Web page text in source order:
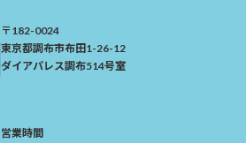
〒182-0024
​東京都調布市布田1-26-12
ダイアパレス調布514号室
営業時間